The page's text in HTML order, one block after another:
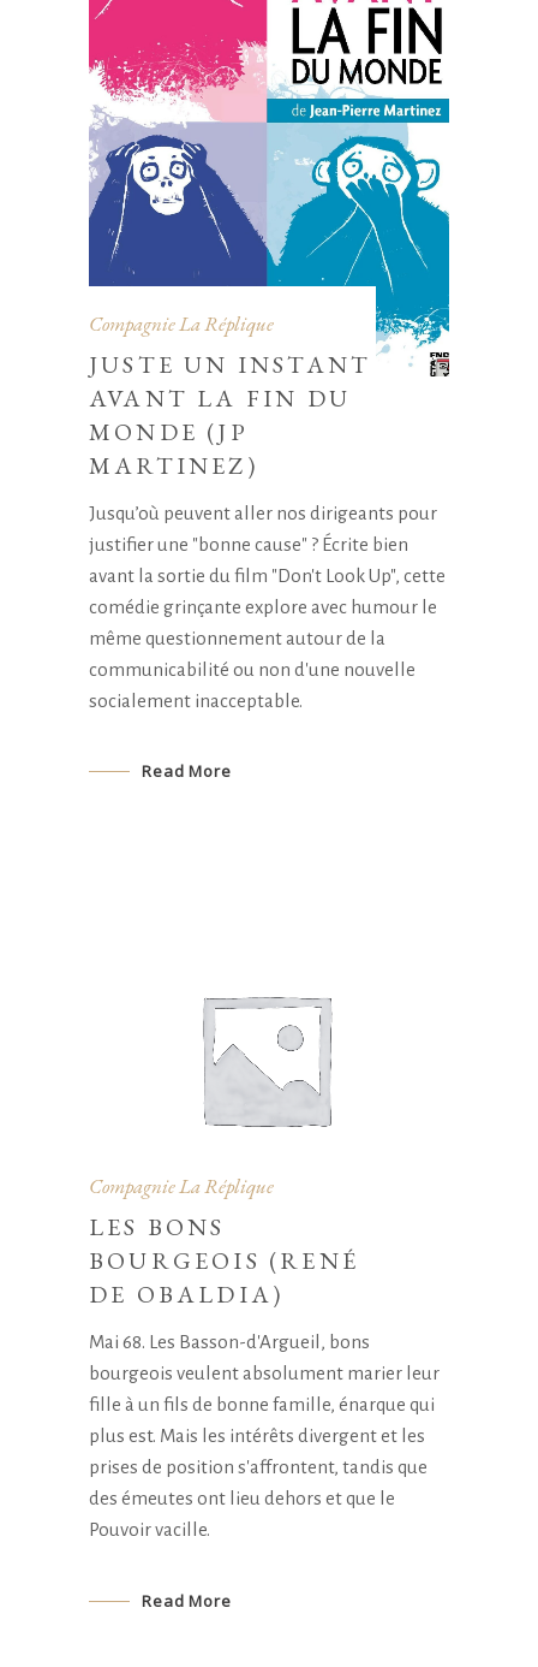
Compagnie La Réplique
JUSTE UN INSTANT
AVANT LA FIN DU
MONDE (JP
MARTINEZ)
Jusqu’où peuvent aller nos dirigeants pour
justifier une "bonne cause" ? Écrite bien
avant la sortie du film "Don't Look Up", cette
comédie grinçante explore avec humour le
même questionnement autour de la
communicabilité ou non d'une nouvelle
socialement inacceptable.
Read More
Compagnie La Réplique
LES BONS
BOURGEOIS (RENÉ
DE OBALDIA)
Mai 68. Les Basson-d'Argueil, bons
bourgeois veulent absolument marier leur
fille à un fils de bonne famille, énarque qui
plus est. Mais les intérêts divergent et les
prises de position s'affrontent, tandis que
des émeutes ont lieu dehors et que le
Pouvoir vacille.
Read More